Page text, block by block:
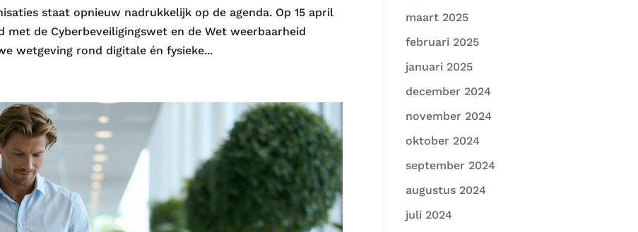
staat opnieuw nadrukkelijk op de agenda. Op 15 april
met de Cyberbeveiligingswet en de Wet weerbaarheid
wetgeving rond digitale én fysieke...
maart 2025
februari 2025
januari 2025
december 2024
november 2024
oktober 2024
september 2024
augustus 2024
juli 2024